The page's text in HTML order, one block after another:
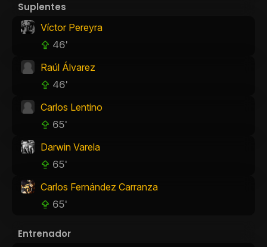
Suplentes
Víctor Pereyra
46'
Raúl Álvarez
46'
Carlos Lentino
65'
Darwin Varela
65'
Carlos Fernández Carranza
65'
Entrenador